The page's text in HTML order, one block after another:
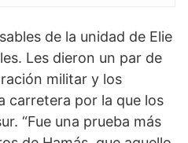
de la unidad de Elie
Les dieron un par de
militar y los
carretera por la que los
“Fue una prueba más